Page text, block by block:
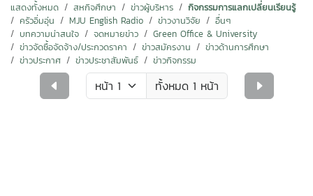
แสดงทั้งหมด สหกิจศึกษา ข่าวผู้บริหาร
กิจกรรมการแลกเปลี่ยนเรียนรู้
ครัวอิ่มอุ่น
MJU English Radio ข่าวงานวิจัย
อื่นๆ
บทความน่าสนใจ
จดหมายข่าว
Green Office & University
ข่าวจัดซื้อจัดจ้าง/ประกวดราคา
ข่าวสมัครงาน
ข่าวด้านการศึกษา
ข่าวประกาศ
ข่าวประชาสัมพันธ์ ข่าวกิจกรรม
ทั้งหมด 1 หน้า